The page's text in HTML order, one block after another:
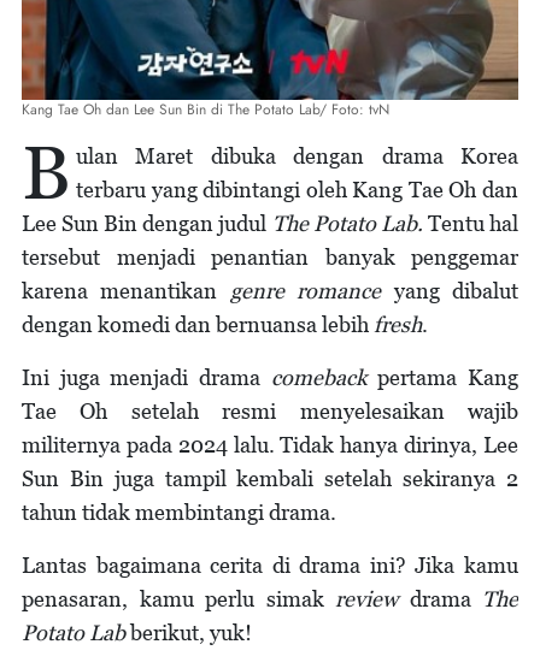
Kang Tae Oh dan Lee Sun Bin di The Potato Lab/ Foto: tvN
B ulan Maret dibuka dengan drama Korea
terbaru yang dibintangi oleh Kang Tae Oh dan
Lee Sun Bin dengan judul The Potato Lab. Tentu hal
tersebut menjadi penantian banyak penggemar
karena menantikan genre romanceyang dibalut
dengan komedi dan bernuansa lebih fresh.
Ini juga menjadi drama comebackpertama Kang
Tae Oh setelah resmi menyelesaikan wajib
militernya pada 2024 lalu. Tidak hanya dirinya, Lee
Sun Bin juga tampil kembali setelah sekiranya 2
tahun tidak membintangi drama.
Lantas bagaimana cerita di drama ini? Jika kamu
penasaran, kamu perlu simak reviewdrama The
Potato Labberikut, yuk!